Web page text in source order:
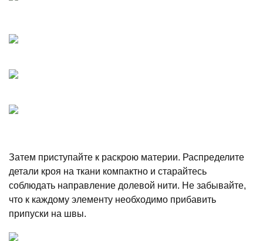
Затем приступайте к раскрою материи. Распределите
детали кроя на ткани компактно и старайтесь
соблюдать направление долевой нити. Не забывайте,
что к каждому элементу необходимо прибавить
припуски на швы.